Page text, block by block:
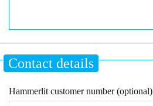
Contact details
Hammerlit customer number (optional)